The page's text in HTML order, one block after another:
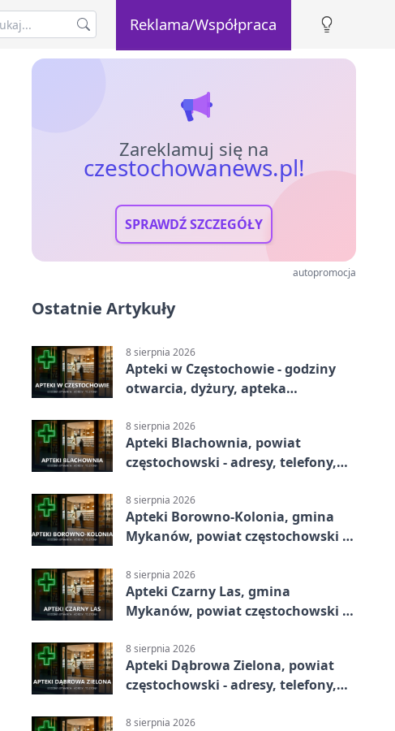
Reklama/Współpraca
Zareklamuj się na
czestochowanews.pl!
SPRAWDŹ SZCZEGÓŁY
autopromocja
Ostatnie Artykuły
8 sierpnia 2026
Apteki w Częstochowie - godziny
otwarcia, dyżury, apteka
8 sierpnia 2026
Apteki Blachownia, powiat
częstochowski - adresy, telefony,
8 sierpnia 2026
Apteki Borowno-Kolonia, gmina
Mykanów, powiat częstochowski -
8 sierpnia 2026
Apteki Czarny Las, gmina
Mykanów, powiat częstochowski -
8 sierpnia 2026
Apteki Dąbrowa Zielona, powiat
częstochowski - adresy, telefony,
8 sierpnia 2026